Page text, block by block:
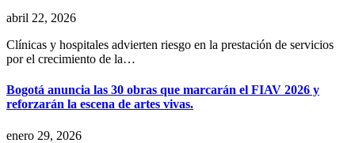
abril 22, 2026
Clínicas y hospitales advierten riesgo en la prestación de servicios
por el crecimiento de la…
Bogotá anuncia las 30 obras que marcarán el FIAV 2026 y
reforzarán la escena de artes vivas.
enero 29, 2026